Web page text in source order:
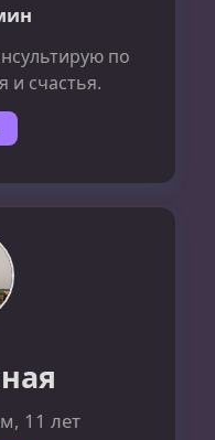
по
и счастья.
11 лет